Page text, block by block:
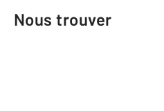
Nous trouver